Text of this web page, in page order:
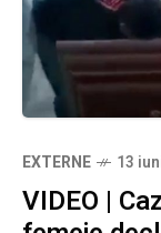
EXTERNE 13
VIDEO |